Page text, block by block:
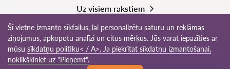
Uz visiem rakstiem
© 2026 Advokats-lv.com
Šī vietne izmanto sīkfailus, lai personalizētu saturu un reklāmas
ziņojumus, apkopotu analīzi un citus mērķus. Jūs varat iepazīties ar
mūsu sīkdatņu politiku< / A>. Ja piekrītat sīkdatņu izmantošanai,
noklikšķiniet uz "Pieņemt".